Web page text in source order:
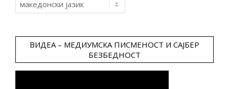
a
ВИДЕА – МЕДИУМСКА ПИСМЕНОСТ И САЈБЕР
БЕЗБЕДНОСТ